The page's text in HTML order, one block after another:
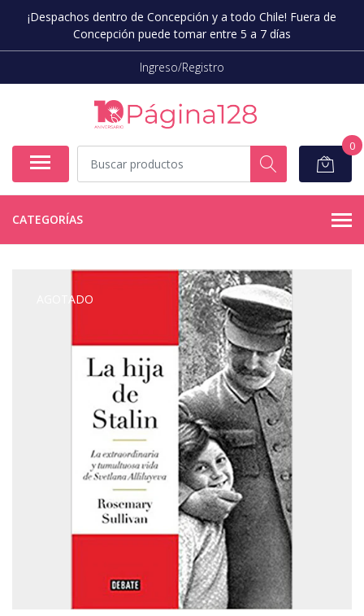
¡Despachos dentro de Concepción y a todo Chile! Fuera de
Concepción puede tomar entre 5 a 7 días
Ingreso/Registro
0
CATEGORÍAS
AGOTADO